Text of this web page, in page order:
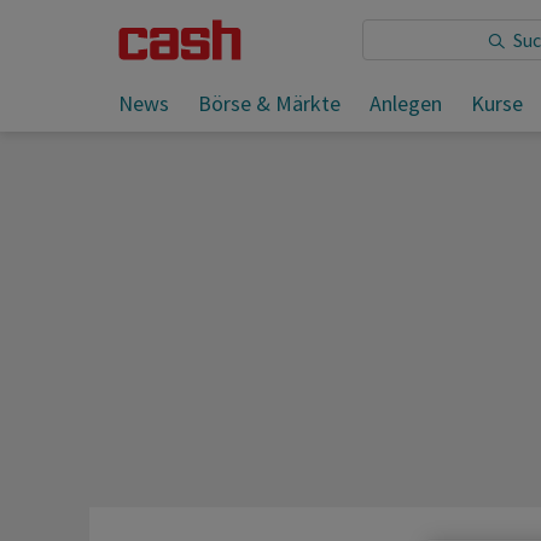
News Börse & Märkte Anlegen Kurse
Sie lesen: